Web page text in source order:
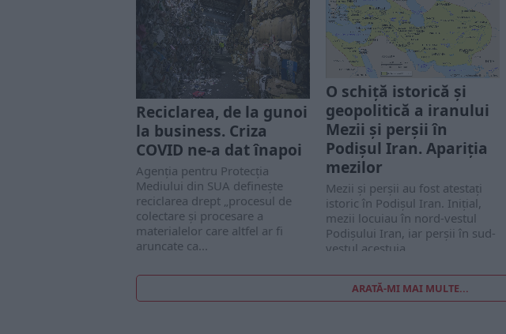
CERULUI
În anii celui de-al Doilea Război
Mondial, aviatorii români au
săvârşit fapte de arme
deosebite pe toate fronturilor.
Deasupra tuturor s-a detaşat...
Reciclarea, de la gunoi
la business. Criza
COVID ne-a dat înapoi
Agenția pentru Protecția
Mediului din SUA definește
reciclarea drept „procesul de
colectare și procesare a
materialelor care altfel ar fi
aruncate ca...
O schiță istorică și
geopolitică a iranului
Mezii și perșii în
Podișul Iran. Apariția
mezilor
Mezii și perșii au fost atestați
istoric în Podișul Iran. Inițial,
mezii locuiau în nord-vestul
Podișului Iran, iar perșii în sud-
vestul acestuia....
ARATĂ-MI MAI MULTE...